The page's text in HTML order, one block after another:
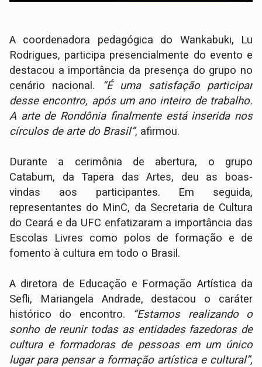
A coordenadora pedagógica do Wankabuki, Lu
Rodrigues, participa presencialmente do evento e
destacou a importância da presença do grupo no
cenário nacional.
“É uma satisfação participar
desse encontro, após um ano inteiro de trabalho.
A arte de Rondônia finalmente está inserida nos
círculos de arte do Brasil”, afirmou.
Durante a cerimônia de abertura, o grupo
Catabum, da Tapera das Artes, deu as boas-
vindas aos participantes. Em seguida,
representantes do MinC, da Secretaria de Cultura
do Ceará e da UFC enfatizaram a importância das
Escolas Livres como polos de formação e de
fomento à cultura em todo o Brasil.
A diretora de Educação e Formação Artística da
Sefli, Mariangela Andrade, destacou o caráter
histórico do encontro. “Estamos realizando o
sonho de reunir todas as entidades fazedoras de
cultura e formadoras de pessoas em um único
lugar para pensar a formação artística e cultural”,